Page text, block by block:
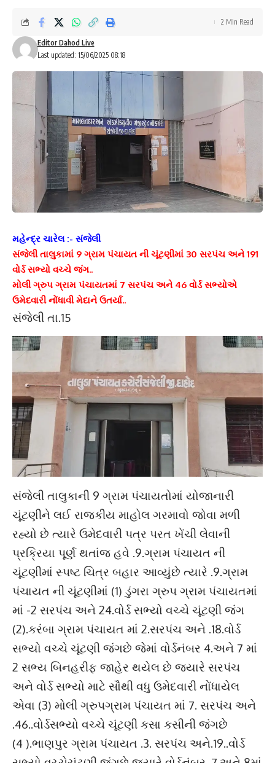
Last updated: 15/06/2025 08:18
Editor Dahod Live
2 Min Read
મહેન્દ્ર ચારેલ :- સંજેલી
સંજેલી તાલુકામાં 9 ગ્રામ પંચાયત ની ચૂંટણીમાં 30 સરપંચ અને 191
વોર્ડ સભ્યો વચ્ચે જંગ..
મોલી ગ્રુપ ગ્રામ પંચાયતમાં 7 સરપંચ અને 46 વોર્ડ સભ્યોએ
ઉમેદવારી નોંધાવી મેદાને ઉતર્યા..
સંજેલી તા.15
સંજેલી તાલુકાની 9 ગ્રામ પંચાયતોમાં યોજાનારી
ચૂંટણીને લઈ રાજકીય માહોલ ગરમાવો જોવા મળી
રહ્યો છે ત્યારે ઉમેદવારી પત્ર પરત ખેંચી લેવાની
પ્રક્રિયા પૂર્ણ થતાંજ હવે .9.ગ્રામ પંચાયત ની
ચૂંટણીમાં સ્પષ્ટ ચિત્ર બહાર આવ્યુંછે ત્યારે .9.ગ્રામ
પંચાયત ની ચૂંટણીમાં (1) ડુંગરા ગ્રુપ ગ્રામ પંચાયતમાં
માં -2 સરપંચ અને 24.વોર્ડ સભ્યો વચ્ચે ચૂંટણી જંગ
(2).કરંબા ગ્રામ પંચાયત માં 2.સરપંચ અને .18.વોર્ડ
સભ્યો વચ્ચે ચૂંટણી જંગછે જેમાં વોર્ડનંબર 4.અને 7 માં
2 સભ્ય બિનહરીફ જાહેર થયેલ છે જયારે સરપંચ
અને વોર્ડ સભ્યો માટે સૌથી વધુ ઉમેદવારી નોંધાયેલ
એવા (3) મોલી ગ્રુપગ્રામ પંચાયત માં 7. સરપંચ અને
.46..વોર્ડસભ્યો વચ્ચે ચૂંટણી કસા કસીની જંગછે
(4 ).ભાણપુર ગ્રામ પંચાયત .3. સરપંચ અને.19..વોર્ડ